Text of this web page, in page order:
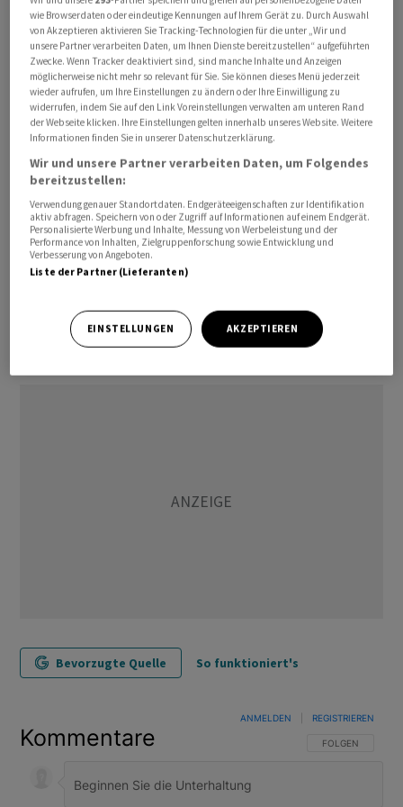
Die Vorlage sieht weiter vor, das grundsätzliche Verbot
des Versandhandels aufzuheben. Künftig sollen auch
Drogerien rezeptfreie Medikamente versenden dürfen,
sofern ein Kanton dies bewilligt.
Abfall zu vermeiden und bei Antibiotika Resistenzen zu
reduzieren. Zudem sollen Chiropraktikerinnen und
Chiropraktiker neu wie Ärztinnen und Ärzte
Medikamente verschreiben dürfen.
laufenden Jahres.
Bevorzugte Quelle So funktioniert's
Kommentare FOLGE DIESER
FOLGEN
ANMELDEN REGISTRIEREN
wie Browserdaten oder eindeutige Kennungen auf Ihrem Gerät zu. Durch Auswahl
von Akzeptieren aktivieren Sie Tracking-Technologien für die unter „Wir und
unsere Partner verarbeiten Daten, um Ihnen Dienste bereitzustellen“ aufgeführten
Zwecke. Wenn Tracker deaktiviert sind, sind manche Inhalte und Anzeigen
möglicherweise nicht mehr so relevant für Sie. Sie können dieses Menü jederzeit
wieder aufrufen, um Ihre Einstellungen zu ändern oder Ihre Einwilligung zu
widerrufen, indem Sie auf den Link Voreinstellungen verwalten am unteren Rand
der Webseite klicken. Ihre Einstellungen gelten innerhalb unseres Website. Weitere
Informationen finden Sie in unserer Datenschutzerklärung.
Wir und unsere Partner verarbeiten Daten, um Folgendes
bereitzustellen:
Verwendung genauer Standortdaten. Endgeräteeigenschaften zur Identifikation
aktiv abfragen. Speichern von oder Zugriff auf Informationen auf einem Endgerät.
Personalisierte Werbung und Inhalte, Messung von Werbeleistung und der
Performance von Inhalten, Zielgruppenforschung sowie Entwicklung und
Verbesserung von Angeboten.
Liste der Partner (Lieferanten)
EINSTELLUNGEN AKZEPTIEREN